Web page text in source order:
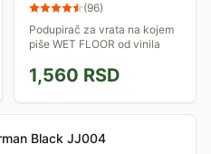
(96)
Podupirač za vrata na kojem
piše WET FLOOR od vinila
1,560 RSD
Black&Blum James the doorman Black JJ004